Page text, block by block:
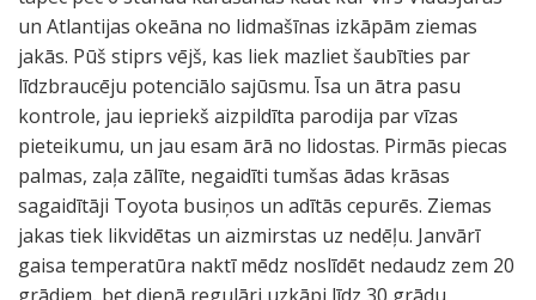
un Atlantijas okeāna no lidmašīnas izkāpām ziemas
jakās. Pūš stiprs vējš, kas liek mazliet šaubīties par
līdzbraucēju potenciālo sajūsmu. Īsa un ātra pasu
kontrole, jau iepriekš aizpildīta parodija par vīzas
pieteikumu, un jau esam ārā no lidostas. Pirmās piecas
palmas, zaļa zālīte, negaidīti tumšas ādas krāsas
sagaidītāji Toyota busiņos un adītās cepurēs. Ziemas
jakas tiek likvidētas un aizmirstas uz nedēļu. Janvārī
gaisa temperatūra naktī mēdz noslīdēt nedaudz zem 20